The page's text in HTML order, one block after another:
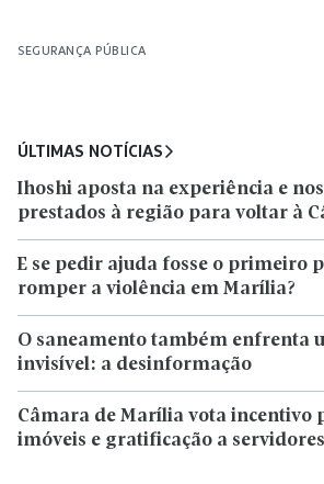
SEGURANÇA PÚBLICA
ÚLTIMAS NOTÍCIAS
Ihoshi aposta na experiência e
prestados à região para voltar à
E se pedir ajuda fosse o primeiro
romper a violência em Marília?
O saneamento também enfrenta
invisível: a desinformação
Câmara de Marília vota incentivo
imóveis e gratificação a servidores